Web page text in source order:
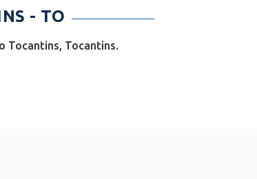
- TO
Tocantins, Tocantins.